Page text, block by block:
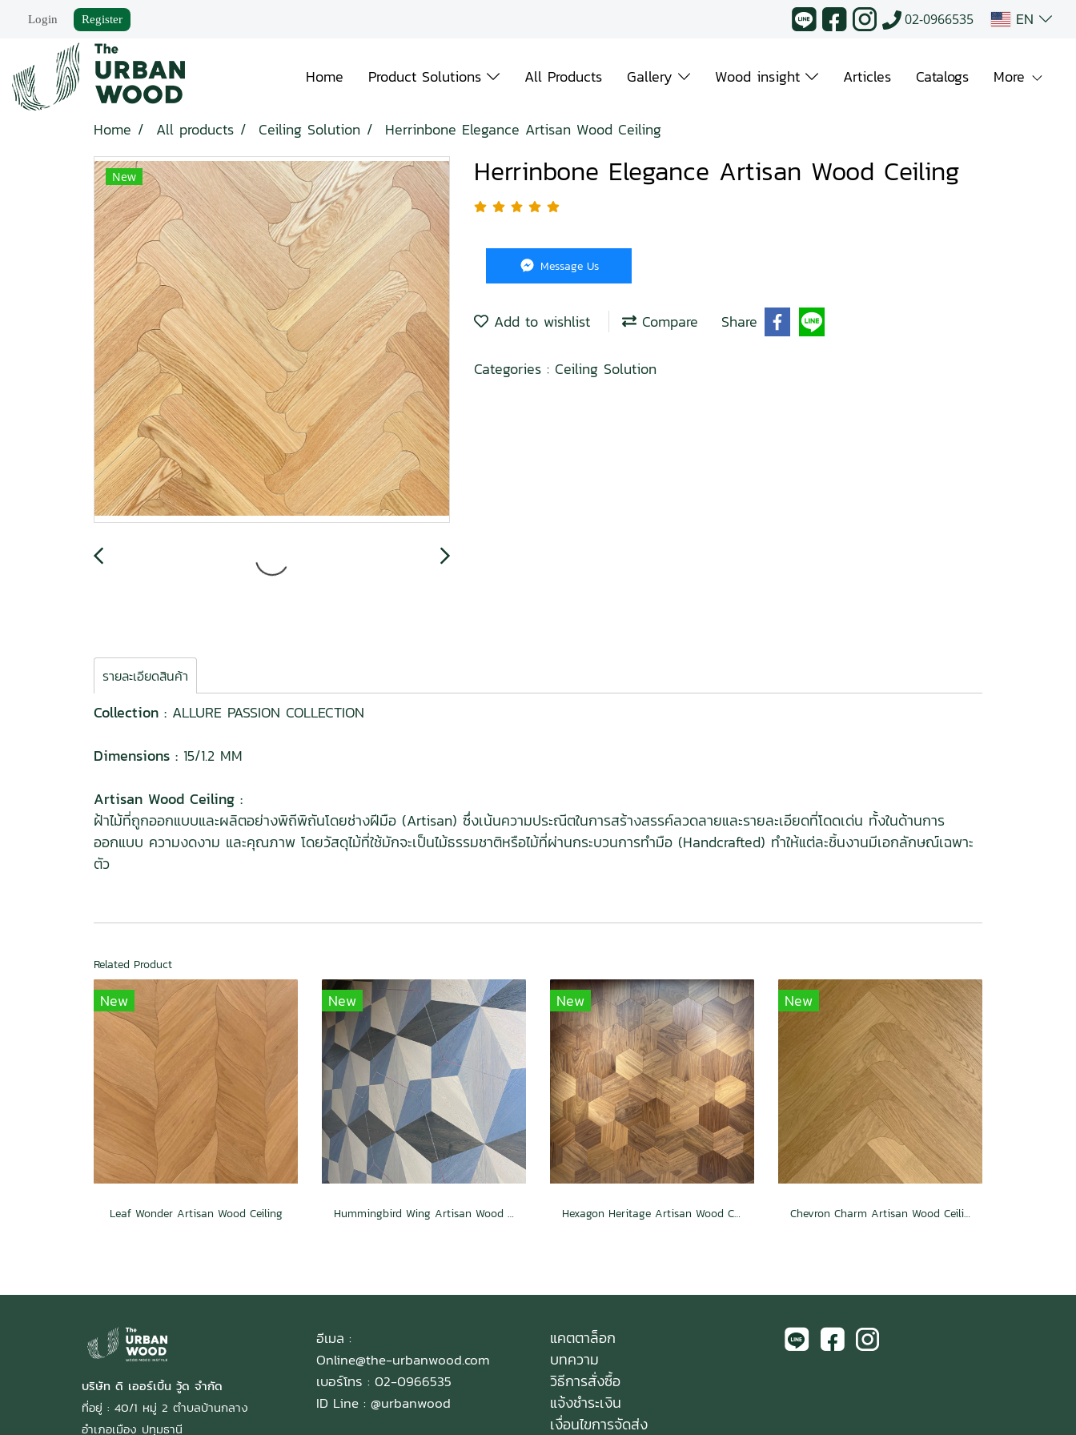
Login Register 02-0966535 EN
Home Product Solutions All Products Gallery Wood insight Articles Catalogs More
Home All products Ceiling Solution Herrinbone Elegance Artisan Wood Ceiling
New Herrinbone Elegance Artisan Wood Ceiling
Message Us
Add to wishlist Compare Share
Categories : Ceiling Solution
รายละเอียดสินค้า
Collection : ALLURE PASSION COLLECTION
Dimensions : 15/1.2 MM
Artisan Wood Ceiling :
ฝ้าไม้ที่ถูกออกแบบและผลิตอย่างพิถีพิถันโดยช่างฝีมือ (Artisan) ซึ่งเน้นความประณีตในการสร้างสรรค์ลวดลายและรายละเอียดที่โดดเด่น ทั้งในด้านการ
ออกแบบ ความงดงาม และคุณภาพ โดยวัสดุไม้ที่ใช้มักจะเป็นไม้ธรรมชาติหรือไม้ที่ผ่านกระบวนการทำมือ (Handcrafted) ทำให้แต่ละชิ้นงานมีเอกลักษณ์เฉพาะ
ตัว
Related Product
New
Leaf Wonder Artisan Wood Ceiling
New
Hummingbird Wing Artisan Wood Ceiling
New
Hexagon Heritage Artisan Wood Ceiling
New
Chevron Charm Artisan Wood Ceiling
บริษัท ดิ เออร์เบิ้น วู้ด จำกัด
ที่อยู่ : 40/1 หมู่ 2 ตำบลบ้านกลาง
อำเภอเมือง ปทุมธานี
อีเมล :
Online@the-urbanwood.com
เบอร์โทร : 02-0966535
ID Line : @urbanwood
แคตตาล็อก
บทความ
วิธีการสั่งซื้อ
แจ้งชำระเงิน
เงื่อนไขการจัดส่ง